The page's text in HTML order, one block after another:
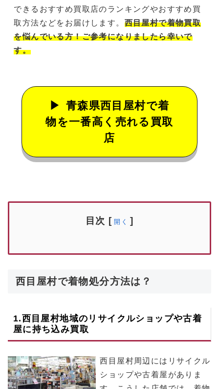
できるおすすめ買取店のランキングやおすすめ買
取方法などをお届けします。 西目屋村で着物買取
を悩んでいる方！ご参考になりましたら幸いで
す。
青森県西目屋村で着
物を一番高く売れる買取
店
目次 [ 開く ]
西目屋村で着物処分方法は？
1.西目屋村地域のリサイクルショップや古着
屋に持ち込み買取
西目屋村周辺にはリサイクル
ショップや古着屋がありま